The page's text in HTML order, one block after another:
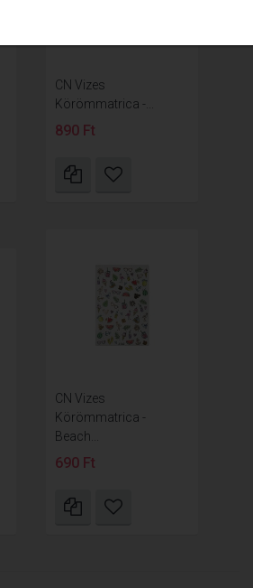
CN Vizes
Körömmatrica -...
890 Ft
CN Vizes
Körömmatrica -
Beach...
690 Ft